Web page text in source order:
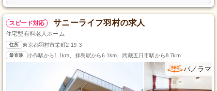
スピード対応 サニーライフ羽村の求人
住宅型有料老人ホーム
住所 東京都羽村市栄町2-19-3
最寄駅 小作駅から1.1km、拝島駅から6.1km、武蔵五日市駅から8.7km
パノラマ